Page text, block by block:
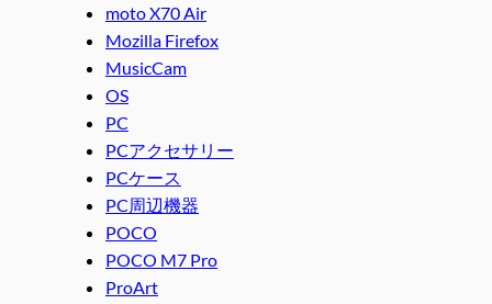
moto X70 Air
Mozilla Firefox
MusicCam
OS
PC
PCアクセサリー
PCケース
PC周辺機器
POCO
POCO M7 Pro
ProArt